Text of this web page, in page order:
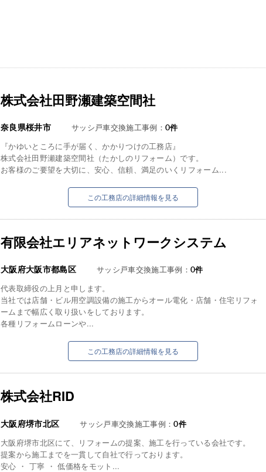
株式会社田野瀬建築空間社
奈良県桜井市 サッシ戸車交換施工事例：0件
『かゆいところに手が届く、かかりつけの工務店』
株式会社田野瀬建築空間社（たかしのリフォーム）です。
お客様のご要望を大切に、安心、信頼、満足のいくリフォーム...
この工務店の詳細情報を見る
有限会社エリアネットワークシステム
大阪府大阪市都島区 サッシ戸車交換施工事例：0件
代表取締役の上月と申します。
当社では店舗・ビル用空調設備の施工からオール電化・店舗・住宅リフォ
ームまで幅広く取り扱いをしております。
各種リフォームローンや...
この工務店の詳細情報を見る
株式会社RID
大阪府堺市北区 サッシ戸車交換施工事例：0件
大阪府堺市北区にて、リフォームの提案、施工を行っている会社です。
提案から施工までを一貫して自社で行っております。
安心 ・ 丁寧 ・ 低価格をモット...